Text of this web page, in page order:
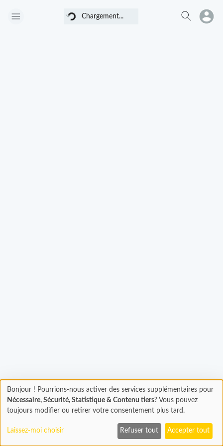
Chargement... Chargement...
Chargement
En cours...
Bonjour ! Pourrions-nous activer des services supplémentaires pour
Nécessaire, Sécurité, Statistique & Contenu tiers? Vous pouvez
toujours modifier ou retirer votre consentement plus tard.
Laissez-moi choisir Refuser tout Accepter tout